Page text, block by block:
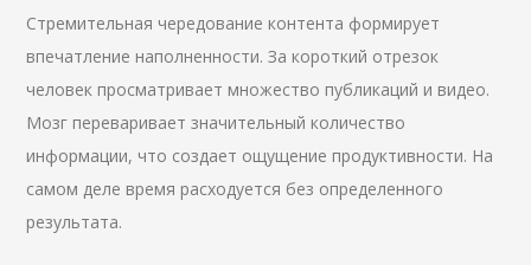
Стремительная чередование контента формирует
впечатление наполненности. За короткий отрезок
человек просматривает множество публикаций и видео.
Мозг переваривает значительный количество
информации, что создает ощущение продуктивности. На
самом деле время расходуется без определенного
результата.